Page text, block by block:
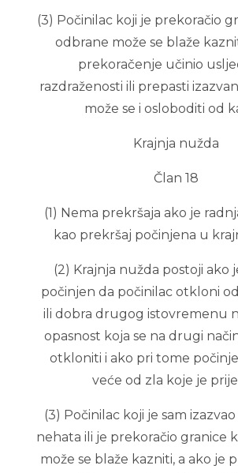
(3) Počinilac koji je prekoračio
odbrane može se blaže
prekoračenje učinio
razdraženosti ili prepasti
može se i osloboditi od
Krajnja nužda
Član 18
(1) Nema prekršaja ako je
kao prekršaj počinjena u
(2) Krajnja nužda postoji ako
počinjen da počinilac otkloni
ili dobra drugog istovremenu
opasnost koja se na drugi
otkloniti i ako pri tome
veće od zla koje je
(3) Počinilac koji je sam
nehata ili je prekoračio granice
može se blaže kazniti, a ako je